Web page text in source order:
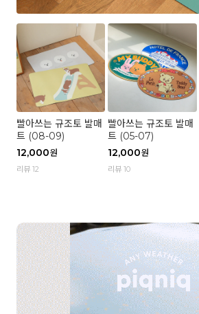
빨아쓰는 규조토 발매
트 (08-09)
12,000원
리뷰 12
빨아쓰는 규조토 발매
트 (05-07)
12,000원
리뷰 10